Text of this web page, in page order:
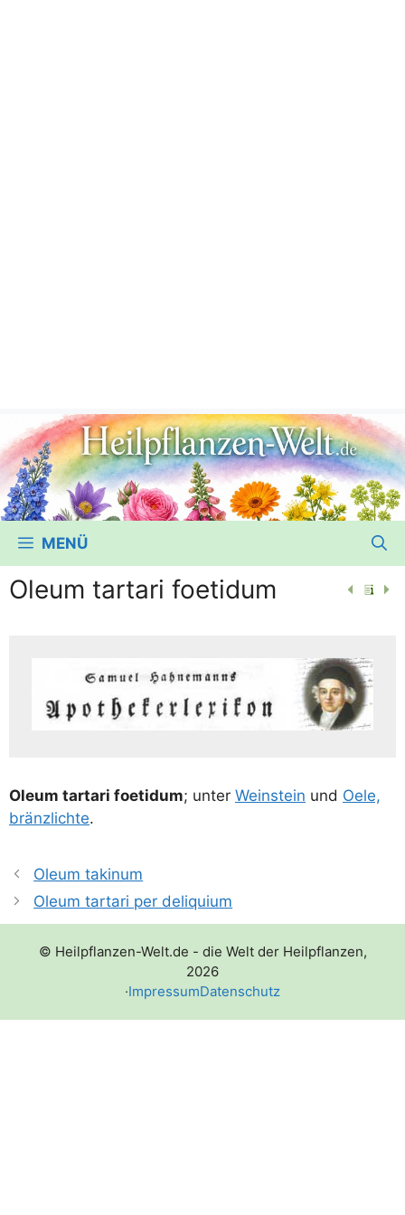
MENÜ
Oleum tartari foetidum
Ole­um tar­ta­ri foet­idum; unter Wein­stein und Oele,
bränz­lich­te.
Oleum takinum
Oleum tartari per deliquium
© Heilpflanzen-Welt.de - die Welt der Heilpflanzen,
2026
·ImpressumDatenschutz